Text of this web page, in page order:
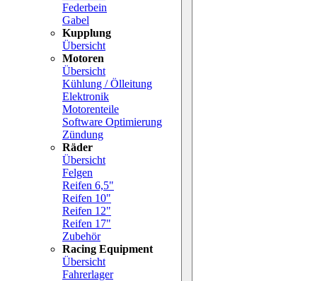
Federbein
Gabel
Kupplung
Übersicht
Motoren
Übersicht
Kühlung / Ölleitung
Elektronik
Motorenteile
Software Optimierung
Zündung
Räder
Übersicht
Felgen
Reifen 6,5"
Reifen 10"
Reifen 12"
Reifen 17"
Zubehör
Racing Equipment
Übersicht
Fahrerlager